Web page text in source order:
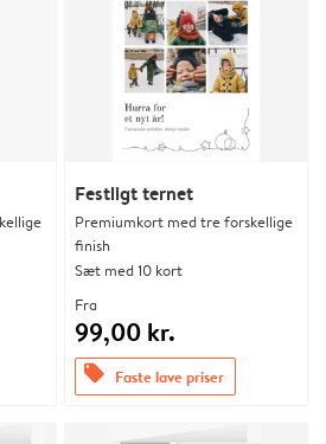
Festligt ternet
Premiumkort med tre forskellige
finish
Sæt med 10 kort
Fra
99,00 kr.
offers Faste lave priser